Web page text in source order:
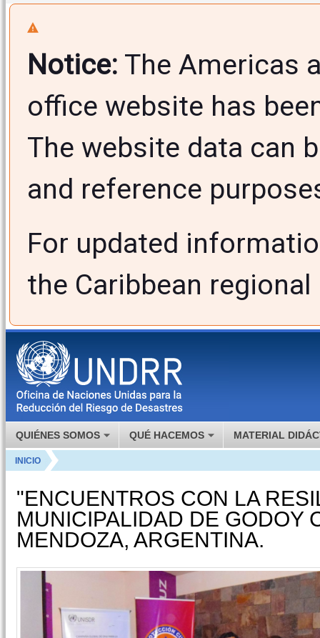
Notice: The Americas
office website has
The website data can
and reference
For updated
the Caribbean
QUIÉNES SOMOS QUÉ HACEMOS MATERIAL
INICIO
"ENCUENTROS CON LA
MUNICIPALIDAD DE GODOY
MENDOZA, ARGENTINA.